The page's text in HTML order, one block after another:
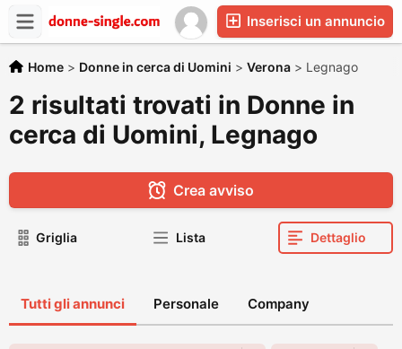
Inserisci un annuncio
Home > Donne in cerca di Uomini > Verona > Legnago
2 risultati trovati in Donne in
cerca di Uomini, Legnago
Crea avviso
Griglia Lista Dettaglio
Tutti gli annunci Personale Company